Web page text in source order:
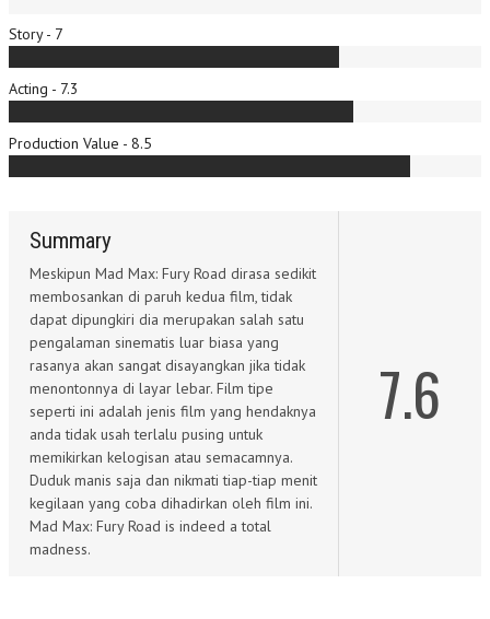
Story - 7
Acting - 7.3
Production Value - 8.5
Summary
Meskipun Mad Max: Fury Road dirasa sedikit
membosankan di paruh kedua film, tidak
dapat dipungkiri dia merupakan salah satu
pengalaman sinematis luar biasa yang
rasanya akan sangat disayangkan jika tidak
menontonnya di layar lebar. Film tipe
seperti ini adalah jenis film yang hendaknya
anda tidak usah terlalu pusing untuk
memikirkan kelogisan atau semacamnya.
Duduk manis saja dan nikmati tiap-tiap menit
kegilaan yang coba dihadirkan oleh film ini.
Mad Max: Fury Road is indeed a total
madness.
7.6